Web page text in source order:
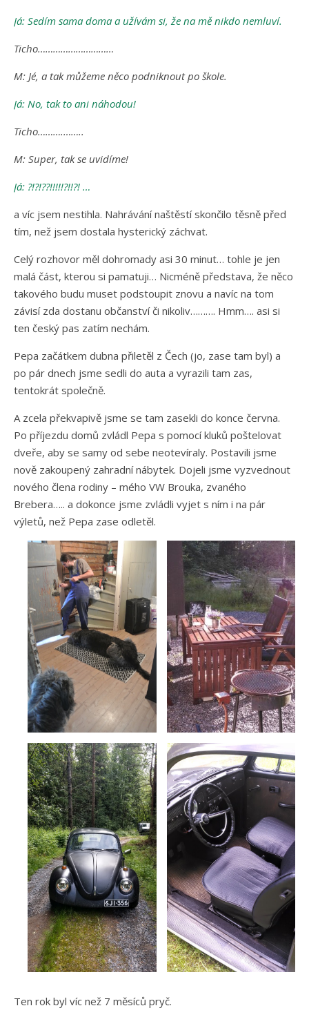
Já: Sedím sama doma a užívám si, že na mě nikdo nemluví.
Ticho…………………………
M: Jé, a tak můžeme něco podniknout po škole.
Já: No, tak to ani náhodou!
Ticho……….……..
M: Super, tak se uvidíme!
Já: ?!?!??!!!!!?!!?! …
a víc jsem nestihla. Nahrávání naštěstí skončilo těsně před
tím, než jsem dostala hysterický záchvat.
Celý rozhovor měl dohromady asi 30 minut… tohle je jen
malá část, kterou si pamatuji… Nicméně představa, že něco
takového budu muset podstoupit znovu a navíc na tom
závisí zda dostanu občanství či nikoliv………. Hmm…. asi si
ten český pas zatím nechám.
Pepa začátkem dubna přiletěl z Čech (jo, zase tam byl) a
po pár dnech jsme sedli do auta a vyrazili tam zas,
tentokrát společně.
A zcela překvapivě jsme se tam zasekli do konce června.
Po příjezdu domů zvládl Pepa s pomocí kluků poštelovat
dveře, aby se samy od sebe neotevíraly. Postavili jsme
nově zakoupený zahradní nábytek. Dojeli jsme vyzvednout
nového člena rodiny – mého VW Brouka, zvaného
Brebera….. a dokonce jsme zvládli vyjet s ním i na pár
výletů, než Pepa zase odletěl.
Ten rok byl víc než 7 měsíců pryč.